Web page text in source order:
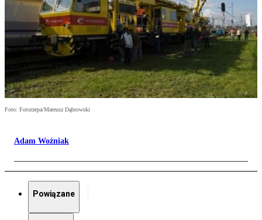
Foto: Fotorzepa/Mateusz Dąbrowski
Adam Woźniak
Powiązane